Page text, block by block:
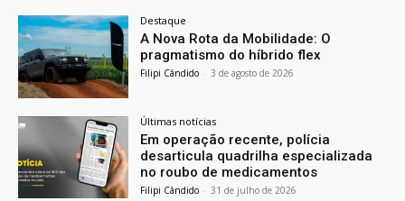
Destaque
A Nova Rota da Mobilidade: O
pragmatismo do híbrido flex
Filipi Cândido - 3 de agosto de 2026
Últimas notícias
Em operação recente, polícia
desarticula quadrilha especializada
no roubo de medicamentos
Filipi Cândido - 31 de julho de 2026